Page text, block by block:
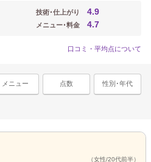
技術･仕上がり 4.9
メニュー･料金 4.7
口コミ・平均点について
メニュー 点数 性別･年代
（女性/20代前半）